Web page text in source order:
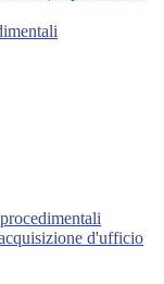
d'ufficio